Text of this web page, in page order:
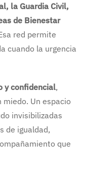
la Guardia Civil,
de Bienestar
red permite
cuando la urgencia
y confidencial,
Un espacio
invisibilizadas
de igualdad,
que